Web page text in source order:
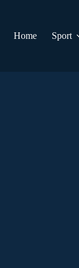
Home
Sport